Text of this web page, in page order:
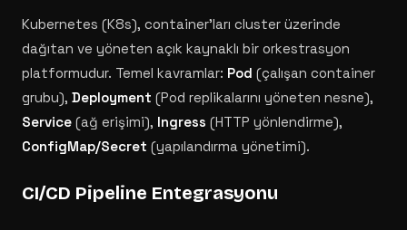
Kubernetes (K8s), container'ları cluster üzerinde
dağıtan ve yöneten açık kaynaklı bir orkestrasyon
platformudur. Temel kavramlar: Pod (çalışan container
grubu), Deployment (Pod replikalarını yöneten nesne),
Service (ağ erişimi), Ingress (HTTP yönlendirme),
ConfigMap/Secret (yapılandırma yönetimi).
CI/CD Pipeline Entegrasyonu